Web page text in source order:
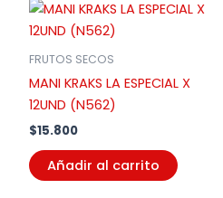
FRUTOS SECOS
MANI KRAKS LA ESPECIAL X
12UND (N562)
$15.800
Añadir al carrito